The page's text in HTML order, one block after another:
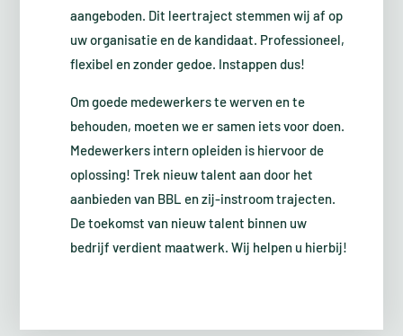
aangeboden. Dit leertraject stemmen wij af op
uw organisatie en de kandidaat. Professioneel,
flexibel en zonder gedoe. Instappen dus!
Om goede medewerkers te werven en te
behouden, moeten we er samen iets voor doen.
Medewerkers intern opleiden is hiervoor de
oplossing! Trek nieuw talent aan door het
aanbieden van BBL en zij-instroom trajecten.
De toekomst van nieuw talent binnen uw
bedrijf verdient maatwerk. Wij helpen u hierbij!